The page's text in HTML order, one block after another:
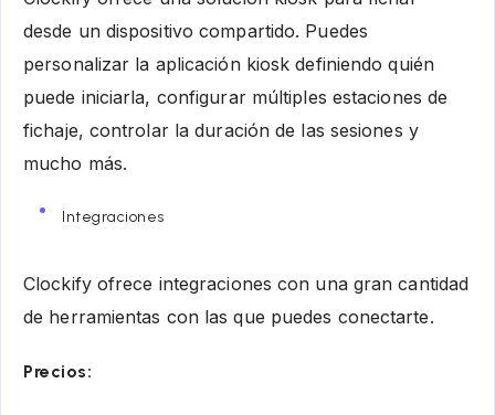
desde un dispositivo compartido. Puedes
personalizar la aplicación kiosk definiendo quién
puede iniciarla, configurar múltiples estaciones de
fichaje, controlar la duración de las sesiones y
mucho más.
Integraciones
Clockify ofrece integraciones con una gran cantidad
de herramientas con las que puedes conectarte.
Precios: